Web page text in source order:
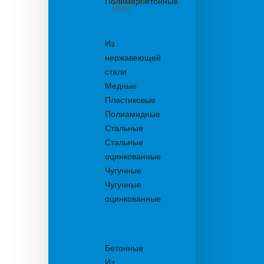
из бетона
М600
Из
нержавеющей
стали
Медные
Пластиковые
Полиамидные
Стальные
Стальные
оцинкованные
Чугунные
Чугунные
оцинкованные
Бетонные